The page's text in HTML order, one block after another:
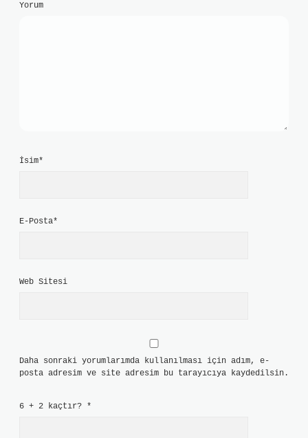
Yorum
İsim*
E-Posta*
Web Sitesi
Daha sonraki yorumlarımda kullanılması için adım, e-
posta adresim ve site adresim bu tarayıcıya kaydedilsin.
6 + 2 kaçtır? *